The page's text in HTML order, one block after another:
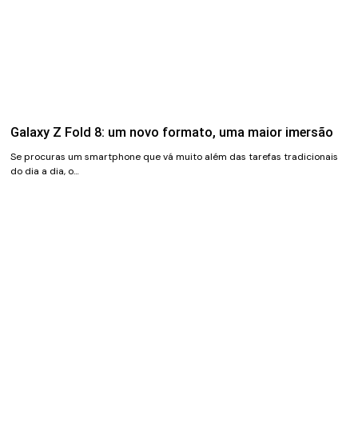
Galaxy Z Fold 8: um novo formato, uma maior imersão
Se procuras um smartphone que vá muito além das tarefas tradicionais
do dia a dia, o…